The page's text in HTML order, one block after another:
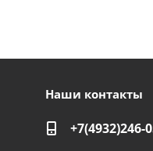
Наши контакты
+7(4932)246-